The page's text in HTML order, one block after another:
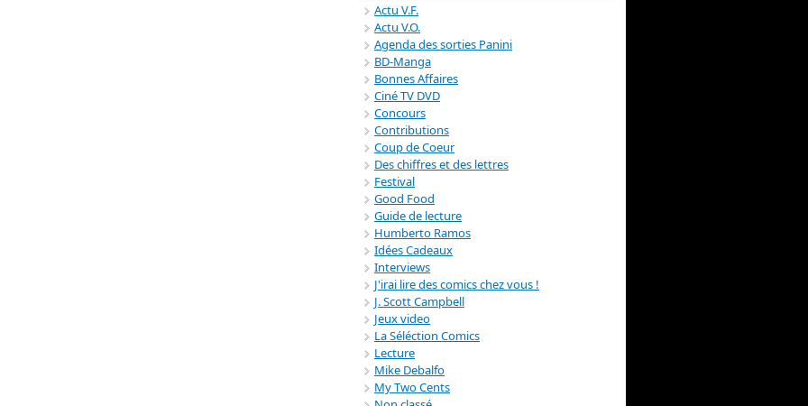
Actu V.F.
Actu V.O.
Agenda des sorties Panini
BD-Manga
Bonnes Affaires
Ciné TV DVD
Concours
Contributions
Coup de Coeur
Des chiffres et des lettres
Festival
Good Food
Guide de lecture
Humberto Ramos
Idées Cadeaux
Interviews
J'irai lire des comics chez vous !
J. Scott Campbell
Jeux video
La Séléction Comics
Lecture
Mike Debalfo
My Two Cents